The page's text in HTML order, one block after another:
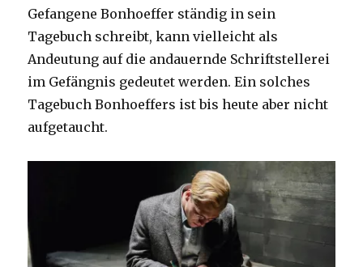
Gefangene Bonhoeffer ständig in sein
Tagebuch schreibt, kann vielleicht als
Andeutung auf die andauernde Schriftstellerei
im Gefängnis gedeutet werden. Ein solches
Tagebuch Bonhoeffers ist bis heute aber nicht
aufgetaucht.